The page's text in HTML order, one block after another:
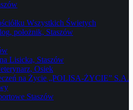
Wszystkich Świetych
położnik, Staszów
Lisicka, Staszów
Osiek
na Życie „POLISA-ŻYCIE” S.A.
Staszów